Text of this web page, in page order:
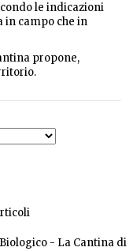
le indicazioni
in campo che in
propone,